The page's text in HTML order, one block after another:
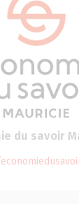
du savoir